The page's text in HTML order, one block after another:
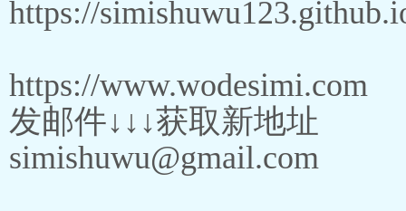
https://
https://www.wodesimi.com
发邮件↓↓↓获取新地址
simishuwu@gmail.com